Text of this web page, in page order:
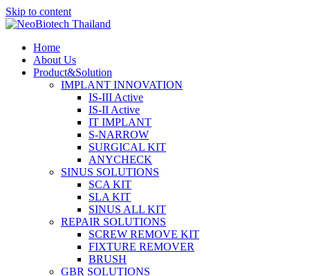
Skip to content
Home
About Us
Product&Solution
IMPLANT INNOVATION
IS-III Active
IS-II Active
IT IMPLANT
S-NARROW
SURGICAL KIT
ANYCHECK
SINUS SOLUTIONS
SCA KIT
SLA KIT
SINUS ALL KIT
REPAIR SOLUTIONS
SCREW REMOVE KIT
FIXTURE REMOVER
BRUSH​
GBR SOLUTIONS